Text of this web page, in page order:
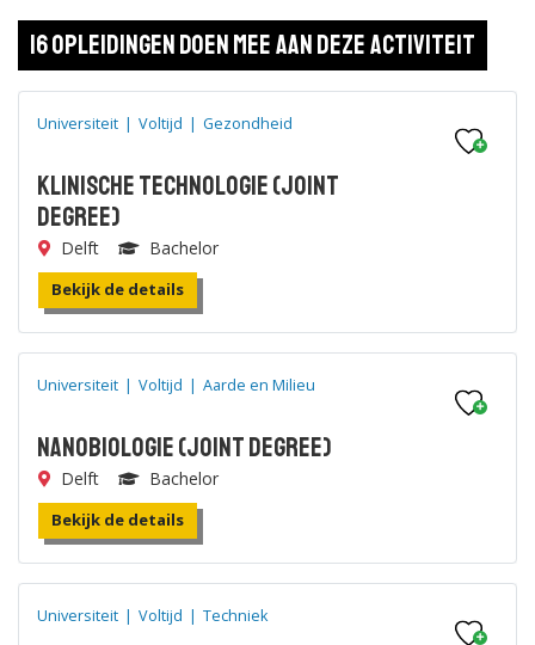
16 opleidingen doen mee aan deze activiteit
Universiteit | Voltijd | Gezondheid
Klinische Technologie (joint
degree)
Delft Bachelor
Bekijk de details
Universiteit | Voltijd | Aarde en Milieu
Nanobiologie (joint degree)
Delft Bachelor
Bekijk de details
Universiteit | Voltijd | Techniek